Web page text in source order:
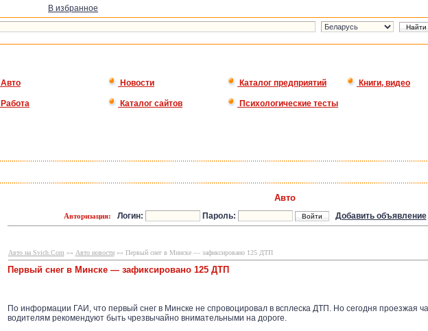
В избранное
Авто Новости Каталог предприятий Книги, видео
Работа Каталог сайтов Психологические тесты
Авто
Авторизация: Логин: Пароль: Добавить объявление
Авто на Svich.Com »» Авто новости»» Первый снег в Минске — зафиксировано 125 ДТП
Первый снег в Минске — зафиксировано 125 ДТП
По информации ГАИ, что первый снег в Минске не спровоцировал в всплеска ДТП. Но сегодня проезжая
водителям рекомендуют быть чрезвычайно внимательными на дороге.